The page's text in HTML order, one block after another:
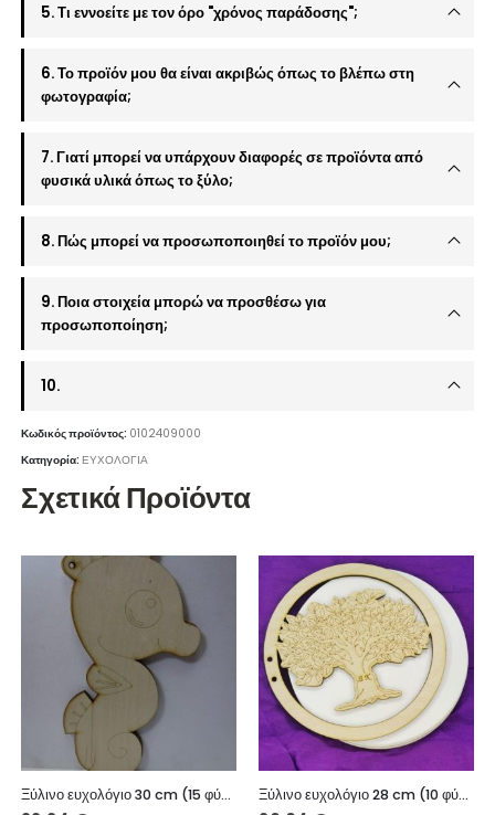
5. Τι εννοείτε με τον όρο "χρόνος παράδοσης";
6. Το προϊόν μου θα είναι ακριβώς όπως το βλέπω στη
φωτογραφία;
7. Γιατί μπορεί να υπάρχουν διαφορές σε προϊόντα από
φυσικά υλικά όπως το ξύλο;
8. Πώς μπορεί να προσωποποιηθεί το προϊόν μου;
9. Ποια στοιχεία μπορώ να προσθέσω για
προσωποποίηση;
10.
Κωδικός προϊόντος: 0102409000
Κατηγορία:ΕΥΧΟΛΟΓΙΑ
Σχετικά Προϊόντα
Ξύλινο ευχολόγιο 30 cm (15 φύλλα) Ξύλινο ευχολόγιο 28 cm (10 φύλλα)